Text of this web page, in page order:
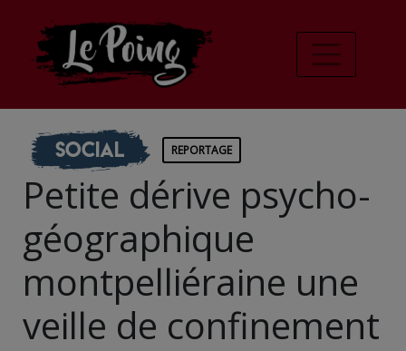
Social REPORTAGE
Petite dérive psycho-
géographique
montpelliéraine une
veille de confinement